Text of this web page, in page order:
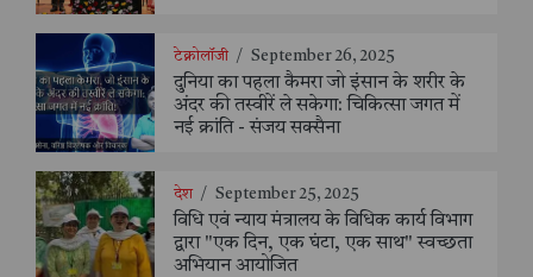
टेक्नोलॉजी / September 26, 2025
दुनिया का पहला कैमरा जो इंसान के शरीर के
अंदर की तस्वीरें ले सकेगा: चिकित्सा जगत में
नई क्रांति - संजय सक्सैना
देश / September 25, 2025
विधि एवं न्याय मंत्रालय के विधिक कार्य विभाग
द्वारा "एक दिन, एक घंटा, एक साथ" स्वच्छता
अभियान आयोजित